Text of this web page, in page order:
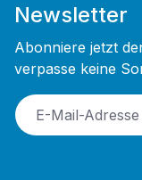
Newsletter
Abonniere jetzt
verpasse keine